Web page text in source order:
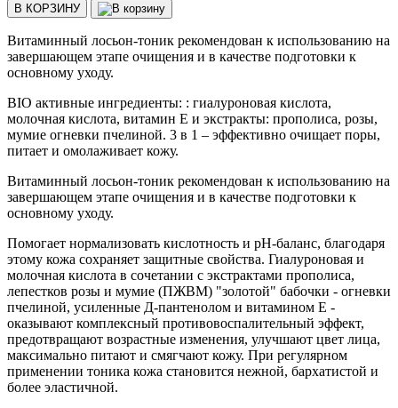
В КОРЗИНУ
Витаминный лосьон-тоник рекомендован к использованию на
завершающем этапе очищения и в качестве подготовки к
основному уходу.
BIO активные ингредиенты: : гиалуроновая кислота,
молочная кислота, витамин Е и экстракты: прополиса, розы,
мумие огневки пчелиной. 3 в 1 – эффективно очищает поры,
питает и омолаживает кожу.
Витаминный лосьон-тоник рекомендован к использованию на
завершающем этапе очищения и в качестве подготовки к
основному уходу.
Помогает нормализовать кислотность и pH-баланс, благодаря
этому кожа сохраняет защитные свойства. Гиалуроновая и
молочная кислота в сочетании с экстрактами прополиса,
лепестков розы и мумие (ПЖВМ) "золотой" бабочки - огневки
пчелиной, усиленные Д-пантенолом и витамином Е -
оказывают комплексный противовоспалительный эффект,
предотвращают возрастные изменения, улучшают цвет лица,
максимально питают и смягчают кожу. При регулярном
применении тоника кожа становится нежной, бархатистой и
более эластичной.